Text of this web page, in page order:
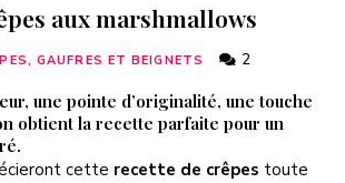
aux marshmallows
GAUFRES ET BEIGNETS 2
une pointe d’originalité, une touche
obtient la recette parfaite pour un
cette recette de crêpes toute